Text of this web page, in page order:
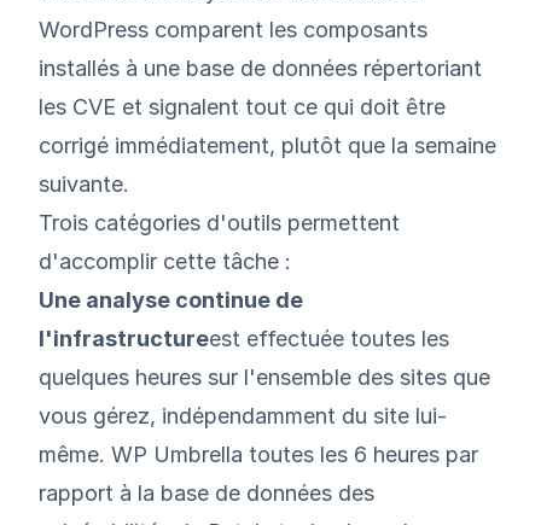
WordPress comparent les composants
installés à une base de données répertoriant
les CVE et signalent tout ce qui doit être
corrigé immédiatement, plutôt que la semaine
suivante.
Trois catégories d'outils permettent
d'accomplir cette tâche :
Une analyse continue de
l'infrastructureest effectuée toutes les
quelques heures sur l'ensemble des sites que
vous gérez, indépendamment du site lui-
même. WP Umbrella toutes les 6 heures par
rapport à la base de données des